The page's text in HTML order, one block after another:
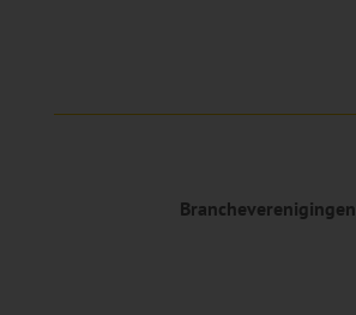
Brancheverenigingen